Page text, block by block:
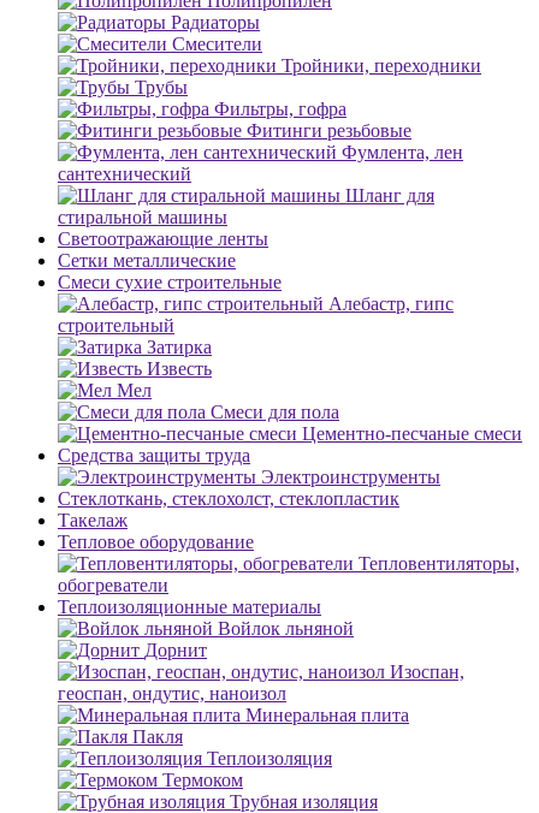
Радиаторы
Смесители
Тройники, переходники
Трубы
Фильтры, гофра
Фитинги резьбовые
Фумлента, лен
сантехнический
Шланг для
стиральной машины
Светоотражающие ленты
Сетки металлические
Смеси сухие строительные
Алебастр, гипс
строительный
Затирка
Известь
Мел
Смеси для пола
Цементно-песчаные смеси
Средства защиты труда
Электроинструменты
Стеклоткань, стеклохолст, стеклопластик
Такелаж
Тепловое оборудование
Тепловентиляторы,
обогреватели
Теплоизоляционные материалы
Войлок льняной
Дорнит
Изоспан,
геоспан, ондутис, наноизол
Минеральная плита
Пакля
Теплоизоляция
Термоком
Трубная изоляция